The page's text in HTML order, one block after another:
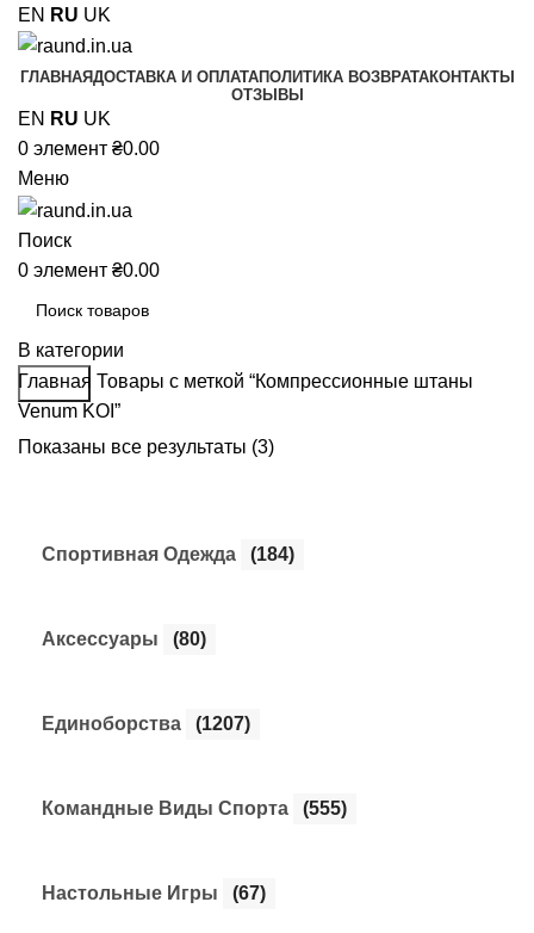
EN RU UK
ГЛАВНАЯДОСТАВКА И ОПЛАТАПОЛИТИКА ВОЗВРАТАКОНТАКТЫ
ОТЗЫВЫ
EN RU UK
0 элемент ₴0.00
Меню
Поиск
0 элемент ₴0.00
В категории
Поиск
Главная Товары с меткой “Компрессионные штаны
Venum KOI”
Показаны все результаты (3)
Cпортивная Одежда (184)
Аксессуары (80)
Единоборства (1207)
Командные Виды Спорта (555)
Настольные Игры (67)